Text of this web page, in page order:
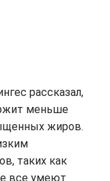
рассказал,
меньше
жиров.
таких как
все умеют